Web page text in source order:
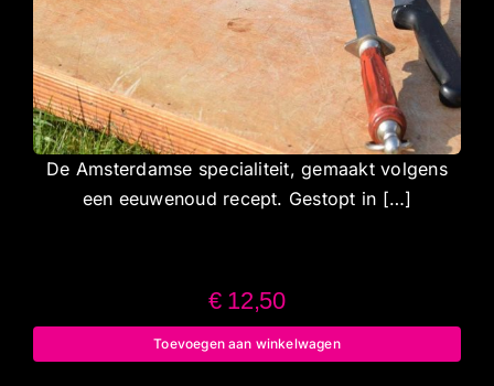
De Amsterdamse specialiteit, gemaakt volgens
een eeuwenoud recept. Gestopt in […]
€12,50
Toevoegen aan winkelwagen